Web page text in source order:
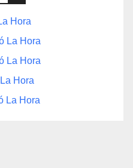
Hora
La Hora
La Hora
Hora
La Hora